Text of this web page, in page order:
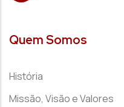
Quem Somos
História
Missão, Visão e Valores